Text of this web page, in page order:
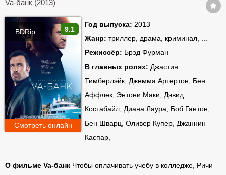
Va-банк (2013)
9.1
BDRip
Год выпуска: 2013
Жанр: триллер, драма, криминал, ...
Режиссёр: Брэд Фурман
В главных ролях: Джастин
Тимберлэйк, Джемма Артертон, Бен
Аффлек, Энтони Маки, Дэвид
Костабайл, Диана Лаура, Боб Гантон,
Бен Шварц, Оливер Купер, Джаннин
Каспар,
О фильме Va-банк Чтобы оплачивать учебу в колледже, Ричи
Смотреть онлайн